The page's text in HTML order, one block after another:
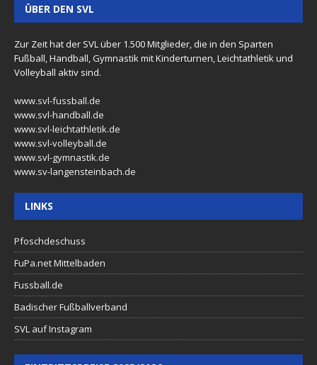
ÜBER DEN SVL
Zur Zeit hat der SVL über 1.500 Mitglieder, die in den Sparten
Fußball, Handball, Gymnastik mit Kinderturnen, Leichtathletik und
Volleyball aktiv sind.
www.svl-fussball.de
www.svl-handball.de
www.svl-leichtathletik.de
www.svl-volleyball.de
www.svl-gymnastik.de
www.sv-langensteinbach.de
LINKS
Pfoschdeschuss
FuPa.net Mittelbaden
Fussball.de
Badischer Fußballverband
SVL auf Instagram